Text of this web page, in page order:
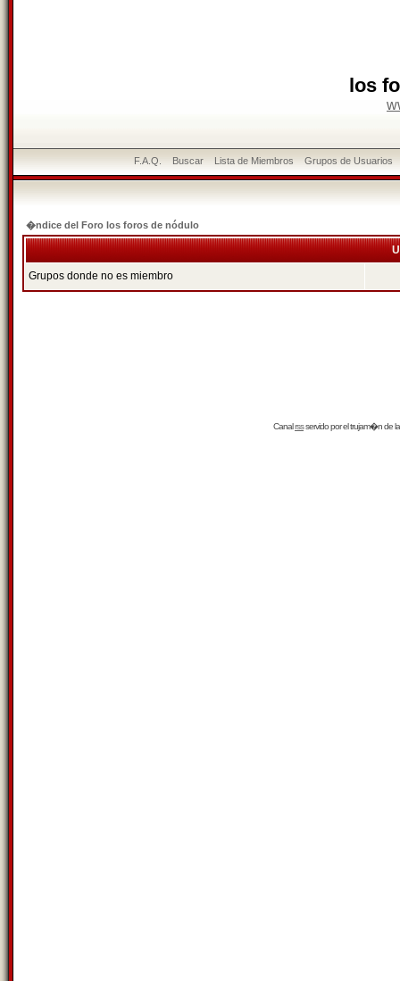
los
F.A.Q. Buscar Lista de Miembros Grupos de Usuarios
�ndice del Foro los foros de nódulo
Grupos donde no es miembro
Canalrssservido por eltrujam�nde